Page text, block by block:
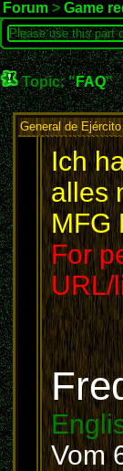
Forum > Game
Please use this part
Topic: "FAQ"
General de Ejército
Ich
alles
MFG
For
URL/
Vom